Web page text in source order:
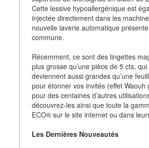
Cette lessive hypoallergénique est
injectée directement dans les
nouvelle laverie automatique
commune.
Récemment, ce sont des lingettes
plus grosse qu’une pièce de 5 cts,
deviennent aussi grandes qu’une
pour étonner vos invités (effet Waouh
pour des centaines d’autres
découvrez-les ainsi que toute la
ECO® sur le site internet ou dans
Les Dernières Nouveautés